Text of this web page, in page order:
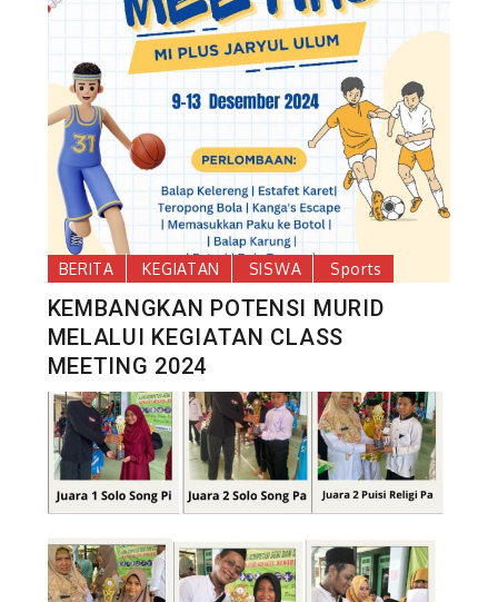
BERITA KEGIATAN SISWA Sports
KEMBANGKAN POTENSI MURID
MELALUI KEGIATAN CLASS
MEETING 2024